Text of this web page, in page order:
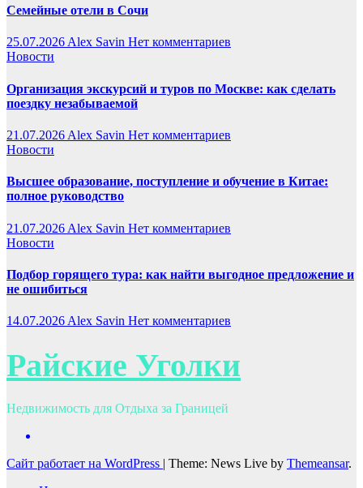
Семейные отели в Сочи
25.07.2026Alex Savin Нет комментариев
Новости
Организация экскурсий и туров по Москве: как сделать
поездку незабываемой
21.07.2026 Alex Savin Нет комментариев
Новости
Высшее образование, поступление и обучение в Китае:
полное руководство
21.07.2026 Alex Savin Нет комментариев
Новости
Подбор горящего тура: как найти выгодное предложение и
не ошибиться
14.07.2026 Alex Savin Нет комментариев
Райские Уголки
Недвижимость для Отдыха за Границей
Сайт работает на WordPress | Theme: News Live by Themeansar.